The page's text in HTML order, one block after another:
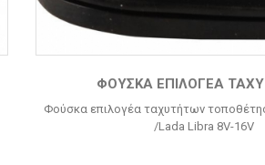
ΦΟΎΣΚΑ ΕΠΙΛΟΓΈΑ
Φούσκα επιλογέα ταχυτήτων
/Lada Libra 8V-16V